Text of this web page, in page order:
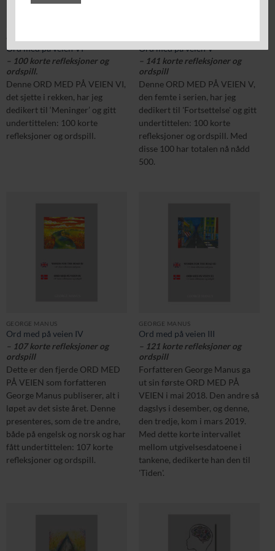
Ord med på veien VI
– 100 korte refleksjoner og
ordspill.
Denne ORD MED PÅ VEIEN VI,
det sjette i rekken, har jeg
dedikert til ‘Meninger’ og gitt
undertittelen: 100 korte
refleksjoner og ordspill.
Ord med på veien V
– 141 korte refleksjoner og
ordspill
Denne ORD MED PÅ VEIEN V,
den femte i serien, har jeg
dedikert til 'Fortsettelse' og gitt
undertittelen: 100 korte
refleksjoner og ordspill. Med
disse 100 har totalen nå nådd
500.
GEORGE MANUS
Ord med på veien IV
– 107 korte refleksjoner og
ordspill
Dette er den fjerde ORD MED
PÅ VEIEN som forfatteren
George Manus publiserer, alt i
løpet av det siste året. Denne
presenteres, som de tre andre,
både på engelsk og norsk og har
fått undertittelen: 107 korte
refleksjoner og ordspill.
GEORGE MANUS
Ord med på veien III
– 121 korte refleksjoner og
ordspill
Forfatteren George Manus ga
ut sin første ORD MED PÅ
VEIEN i mai 2018. Den andre så
dagslys i desember, og denne,
den tredje, kom i mars 2019.
Med dette korte intervallet
mellom utgivelsesdatoene i
tankene, dedikerte han den til
'Tiden'.